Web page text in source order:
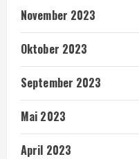
November 2023
Oktober 2023
September 2023
Mai 2023
April 2023